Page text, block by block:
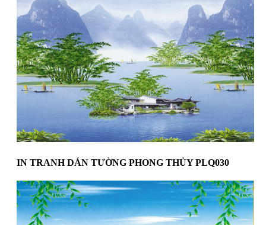
IN TRANH DÁN TƯỜNG PHONG THỦY PLQ030